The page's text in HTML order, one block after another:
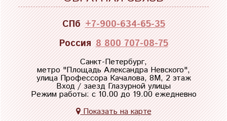
СПб +7-900-634-65-35
Россия 8 800 707-08-75
Санкт-Петербург,
метро "Площадь Александра Невского",
улица Профессора Качалова, 8М, 2 этаж
Вход / заезд Глазурной улицы
Режим работы: с 10.00 до 19.00 ежедневно
Показать на карте